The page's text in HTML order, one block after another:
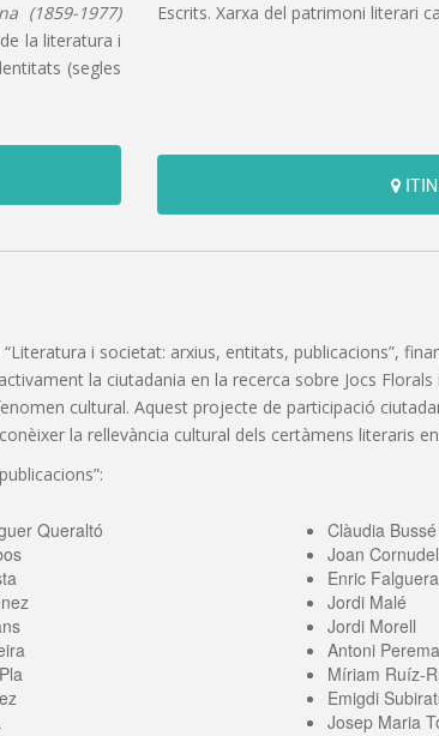
(1859-1977)
la literatura i
(segles
Escrits. Xarxa del patrimoni literari
i societat: arxius, entitats, publicacions”,
la ciutadania en la recerca sobre Jocs
cultural. Aquest projecte de participació
la rellevància cultural dels certàmens literaris
Queraltó
Clàudia
Joan
Enric Falguera
Jordi Malé
Jordi Morell
Antoni
Míriam Ruíz-
Emigdi
Josep Maria